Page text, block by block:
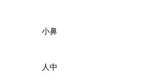
小鼻
人中